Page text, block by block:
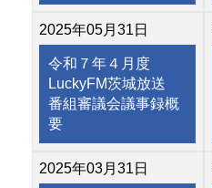
2025年05月31日
令和７年４月度
LuckyFM茨城放送
番組審議会議事録概
要
2025年03月31日